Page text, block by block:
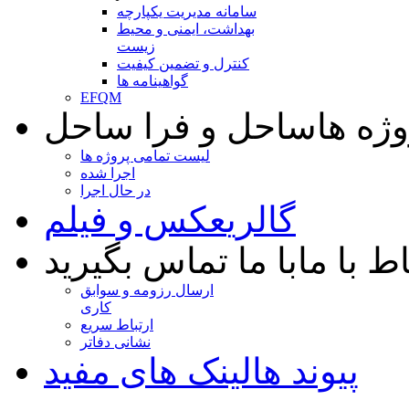
سامانه مدیریت یکپارچه
بهداشت، ایمنی و محیط
زیست
کنترل و تضمین کیفیت
گواهینامه ها
EFQM
هاساحل و فرا ساحل
لیست تمامی پروژه ها
اجرا شده
در حال اجرا
گالریعکس و فیلم
با مابا ما تماس بگیرید
ارسال رزومه و سوابق
کاری
ارتباط سریع
نشانی دفاتر
پیوند هالینک های مفید